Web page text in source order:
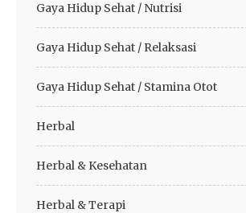
Gaya Hidup Sehat / Nutrisi
Gaya Hidup Sehat / Relaksasi
Gaya Hidup Sehat / Stamina Otot
Herbal
Herbal & Kesehatan
Herbal & Terapi